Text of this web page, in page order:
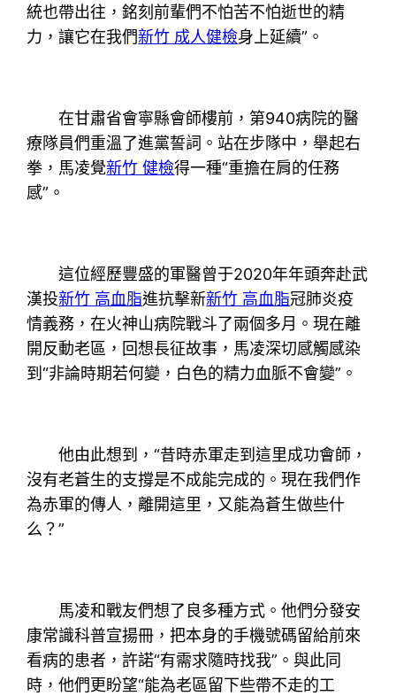
統也帶出往，銘刻前輩們不怕苦不怕逝世的精
力，讓它在我們新竹 成人健檢身上延續”。
在甘肅省會寧縣會師樓前，第940病院的醫
療隊員們重溫了進黨誓詞。站在步隊中，舉起右
拳，馬凌覺新竹 健檢得一種“重擔在肩的任務
感”。
這位經歷豐盛的軍醫曾于2020年年頭奔赴武
漢投新竹 高血脂進抗擊新新竹 高血脂冠肺炎疫
情義務，在火神山病院戰斗了兩個多月。現在離
開反動老區，回想長征故事，馬凌深切感觸感染
到“非論時期若何變，白色的精力血脈不會變”。
他由此想到，“昔時赤軍走到這里成功會師，
沒有老蒼生的支撐是不成能完成的。現在我們作
為赤軍的傳人，離開這里，又能為蒼生做些什
么？”
馬凌和戰友們想了良多種方式。他們分發安
康常識科普宣揚冊，把本身的手機號碼留給前來
看病的患者，許諾“有需求隨時找我”。與此同
時，他們更盼望“能為老區留下些帶不走的工